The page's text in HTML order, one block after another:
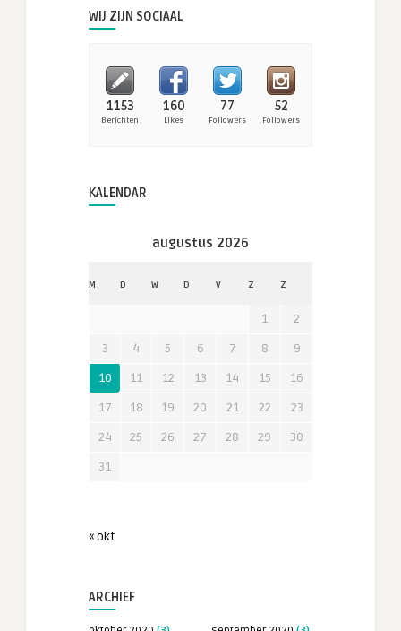
WIJ ZIJN SOCIAAL
1153
Berichten
160
Likes
77
Followers
52
Followers
KALENDAR
augustus 2026
M D W D V Z Z
1
2
3
4 5 6 7 8
9
10
11 12 13 14 15
16
17
18 19 20 21 22
23
24
25 26 27 28 29
30
31
« okt
ARCHIEF